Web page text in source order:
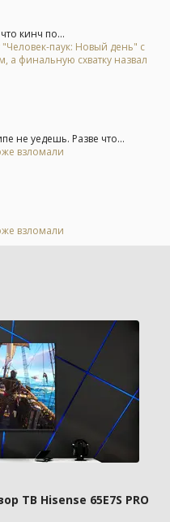
кинч по...
паук: Новый день" с
а финальную схватку назвал
не уедешь. Разве что...
взломали
взломали
ТВ Hisense 65E7S PRO